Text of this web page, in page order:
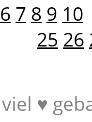
6 7 8 9 10
25 26
♥